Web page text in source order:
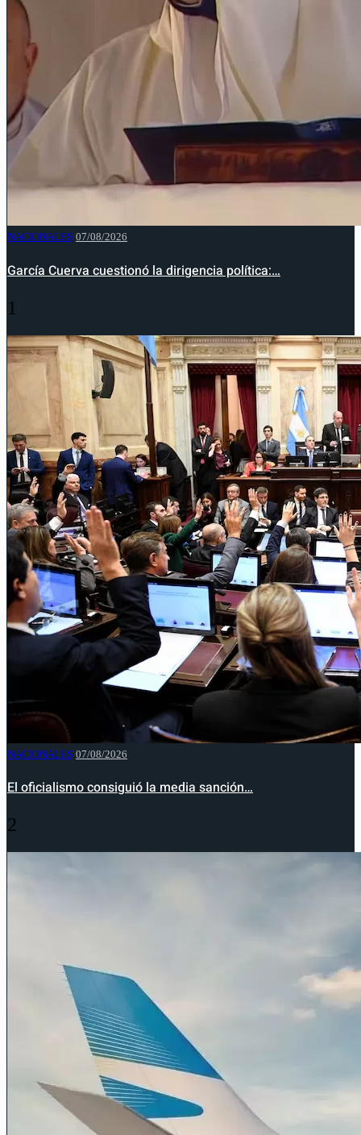
NACIONALES 07/08/2026
García Cuerva cuestionó la dirigencia política:…
1
NACIONALES 07/08/2026
El oficialismo consiguió la media sanción…
2